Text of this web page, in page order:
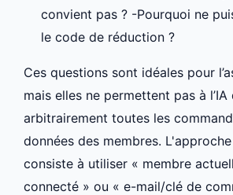
convient pas ? -Pourquoi ne
le code de réduction ?
Ces questions sont idéales pour
mais elles ne permettent pas à l’IA
arbitrairement toutes les
données des membres.
consiste à utiliser « membre
connecté » ou « e-mail/clé de